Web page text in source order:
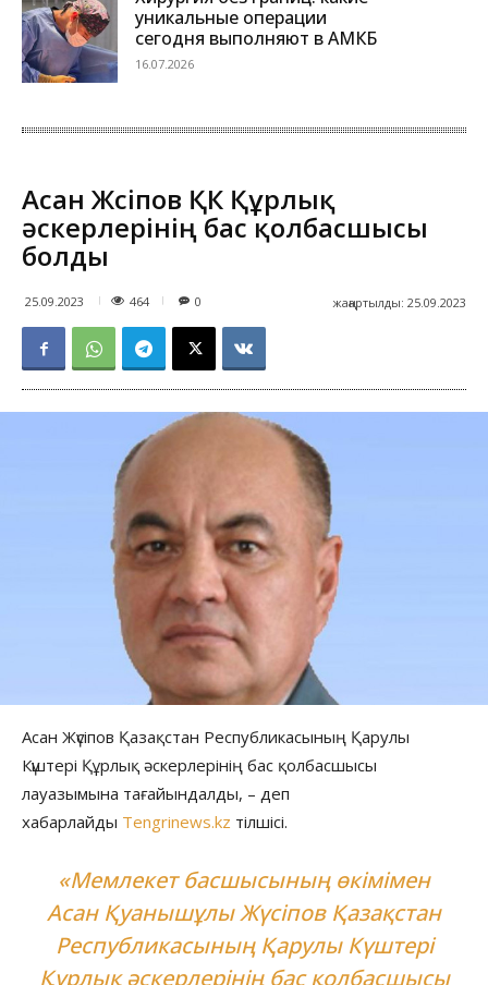
уникальные операции
сегодня выполняют в АМКБ
16.07.2026